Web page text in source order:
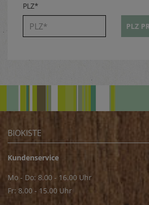
PLZ*
PLZ
BIOKISTE
Kundenservice
Mo - Do: 8.00 - 16.00 Uhr
Fr: 8.00 - 15.00 Uhr